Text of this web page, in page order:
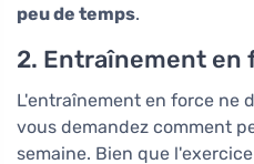
peu de temps.
2. Entraînement en
L'entraînement en force ne
vous demandez comment
semaine. Bien que